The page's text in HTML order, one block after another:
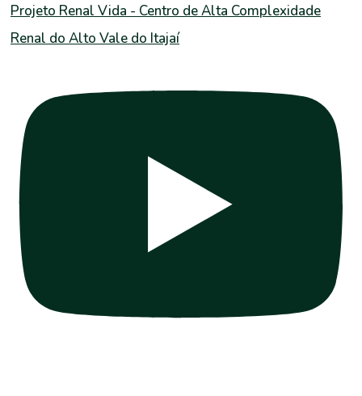
Projeto Renal Vida - Centro de Alta Complexidade
Renal do Alto Vale do Itajaí